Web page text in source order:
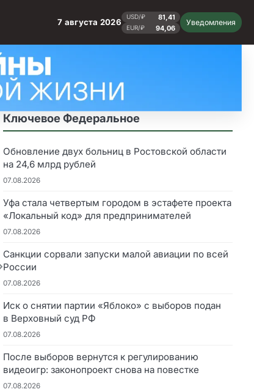
7 августа 2026
USD/₽ 81,41
EUR/₽ 94,06
Уведомления
Ключевое Федеральное
Обновление двух больниц в Ростовской области
на 24,6 млрд рублей
07.08.2026
Уфа стала четвертым городом в эстафете проекта
«Локальный код» для предпринимателей
07.08.2026
Санкции сорвали запуски малой авиации по всей
России
07.08.2026
Иск о снятии партии «Яблоко» с выборов подан
в Верховный суд РФ
07.08.2026
После выборов вернутся к регулированию
видеоигр: законопроект снова на повестке
07.08.2026